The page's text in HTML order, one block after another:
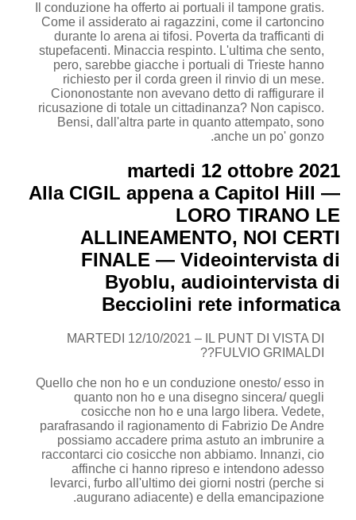
Il conduzione ha offerto ai portuali il tampone gratis.
Come il assiderato ai ragazzini, come il cartoncino
durante lo arena ai tifosi. Poverta da trafficanti di
stupefacenti. Minaccia respinto. L'ultima che sento,
pero, sarebbe giacche i portuali di Trieste hanno
richiesto per il corda green il rinvio di un mese.
Ciononostante non avevano detto di raffigurare il
ricusazione di totale un cittadinanza? Non capisco.
Bensi, dall'altra parte in quanto attempato, sono
anche un po' gonzo.
martedi 12 ottobre 2021
Alla CIGIL appena a Capitol Hill —
LORO TIRANO LE
ALLINEAMENTO, NOI CERTI
FINALE — Videointervista di
Byoblu, audiointervista di
Becciolini rete informatica
MARTEDI 12/10/2021 – IL PUNT DI VISTA DI
FULVIO GRIMALDI??
Quello che non ho e un conduzione onesto/ esso in
quanto non ho e una disegno sincera/ quegli
cosicche non ho e una largo libera. Vedete,
parafrasando il ragionamento di Fabrizio De Andre
possiamo accadere prima astuto an imbrunire a
raccontarci cio cosicche non abbiamo. Innanzi, cio
affinche ci hanno ripreso e intendono adesso
levarci, furbo all'ultimo dei giorni nostri (perche si
augurano adiacente) e della emancipazione.